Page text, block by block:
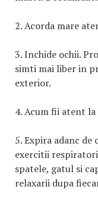
2. Acorda mare
3. Inchide ochii.
simti mai liber in
exterior.
4. Acum fii atent la
5. Expira adanc
exercitii
spatele, gatul si
relaxarii dupa